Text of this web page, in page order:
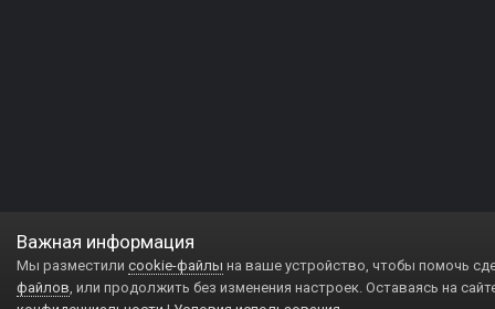
Важная информация
Мы разместили cookie-файлы на ваше устройство, чтобы помочь
файлов, или продолжить без изменения настроек. Оставаясь на